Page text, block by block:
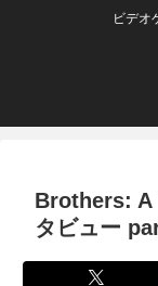
ビデオ
Brothers: A
タビュー